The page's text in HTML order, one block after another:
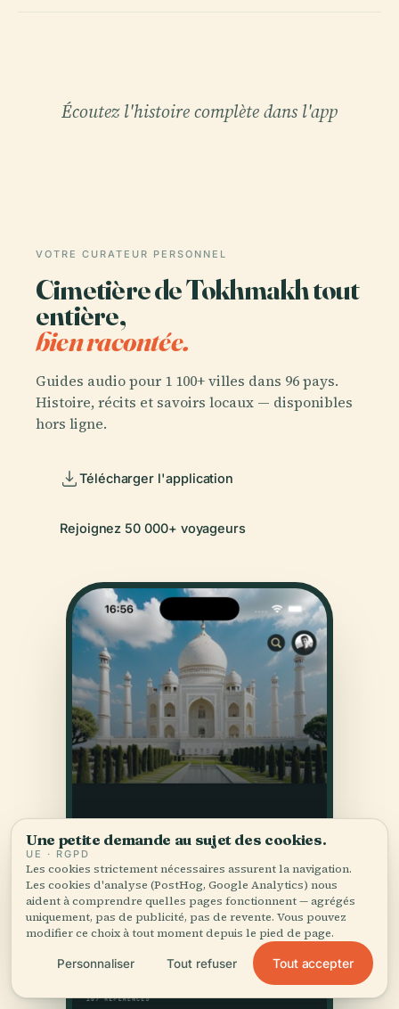
Écoutez l'histoire complète dans l'app
VOTRE CURATEUR PERSONNEL
Cimetière de Tokhmakh tout
entière,
bien racontée.
Guides audio pour 1 100+ villes dans 96 pays.
Histoire, récits et savoirs locaux — disponibles
hors ligne.
Télécharger l'application
Rejoignez 50 000+ voyageurs
Une petite demande au sujet des cookies.
UE · RGPD
Les cookies strictement nécessaires assurent la navigation.
Les cookies d'analyse (PostHog, Google Analytics) nous
aident à comprendre quelles pages fonctionnent — agrégés
uniquement, pas de publicité, pas de revente. Vous pouvez
modifier ce choix à tout moment depuis le pied de page.
Personnaliser Tout refuser Tout accepter